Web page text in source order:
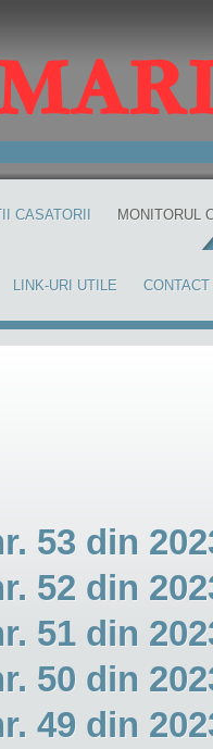
CASATORII MONITORUL
LINK-URI UTILE CONTACT
53 din
52 din
51 din
50 din
49 din